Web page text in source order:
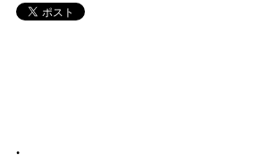
•